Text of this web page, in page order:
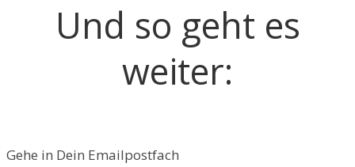
Und so geht es
weiter:
​Gehe in Dein Emailpostfach